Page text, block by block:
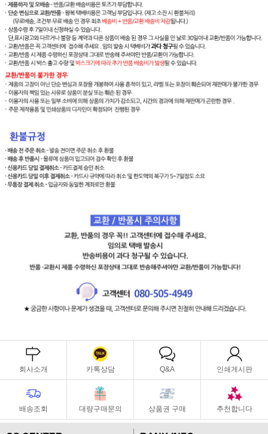
회사소개 카톡상담 Q&A 인쇄게시판
배송조회 대량구매문의 상품권 구매 추천합니다